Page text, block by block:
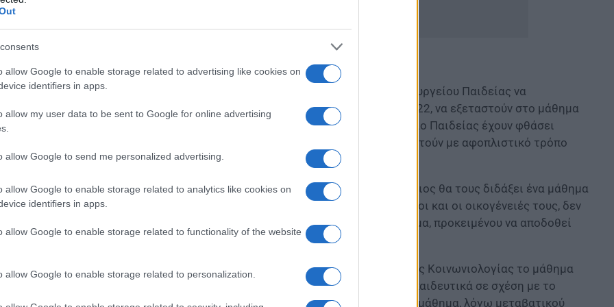
allow Google to enable storage related to advertising like cookies on
identifiers in apps.
allow my user data to be sent to Google for online advertising
allow Google to send me personalized advertising.
allow Google to enable storage related to analytics like cookies on
identifiers in apps.
allow Google to enable storage related to functionality of the website
allow Google to enable storage related to personalization.
τον λόγο αυτό δεν λείπουν οι φωνές εκπαιδευτικών προς την ηγεσία του υπουργείου Παιδείας να
το θέμα και επιτρέψει στους φετινούς αποφοίτους για το έτος 2022, να εξεταστούν στο μάθημα
διδάχθηκαν στο σχολείο τους δηλαδή την Κοινωνιολογία. Ήδη, στο υπουργείο Παιδείας έχουν φθάσει
και ρωτούν με αφοπλιστικό τρόπο
αρμόδιους: «Πώς θα εξετασθούν σε ένα μάθημα που δεν έχουν διδαχθεί».
κάνουν λόγο για αδικία και ρωτούν την ηγεσία του υπουργείου «ποιος θα τους διδάξει ένα μάθημα
δεν έχουν διδαχθεί ποτέ στο σχολείο». Όπως λένε οι περισσότεροι υποψήφιοι και οι οικογένειές τους, δεν
είναι πρώτη φορά που σε μεταβατικό στάδιο επιλέγεται κάποιο διπλό σύστημα, προκειμένου να αποδοθεί
δίκαιη λύση, για το σύνολο των υποψηφίων.
υπουργείο Παιδείας, με σχετικό νομοσχέδιο, αποφάσισε να βάλει στη θέση της Κοινωνιολογίας το μάθημα
Λατινικών, το οποίο αναμένεται να είναι εμπλουτισμένο και ανανεωμένο εκπαιδευτικά σε σχέση με το
αλλά όχι από τη φετινή χρονιά. Το νέο πνεύμα που θέλει να δώσει στο μάθημα, λόγω μεταβατικού